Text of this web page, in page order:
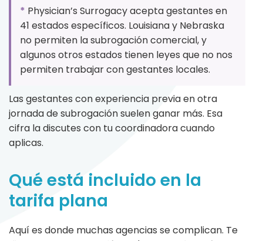
* Physician’s Surrogacy acepta gestantes en
41 estados específicos. Louisiana y Nebraska
no permiten la subrogación comercial, y
algunos otros estados tienen leyes que no nos
permiten trabajar con gestantes locales.
Las gestantes con experiencia previa en otra
jornada de subrogación suelen ganar más. Esa
cifra la discutes con tu coordinadora cuando
aplicas.
Qué está incluido en la
tarifa plana
Aquí es donde muchas agencias se complican. Te